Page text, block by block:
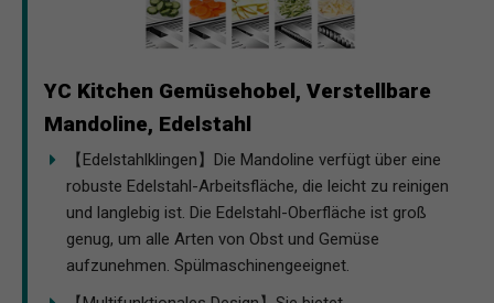
YC Kitchen Gemüsehobel, Verstellbare
Mandoline, Edelstahl
【Edelstahlklingen】Die Mandoline verfügt über eine
robuste Edelstahl-Arbeitsfläche, die leicht zu reinigen
und langlebig ist. Die Edelstahl-Oberfläche ist groß
genug, um alle Arten von Obst und Gemüse
aufzunehmen. Spülmaschinengeeignet.